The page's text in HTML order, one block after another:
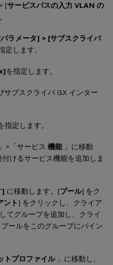
[サービスパスの入力 VLAN の
ラメータ] > [サブスクライバ
定します。
を指定します。
サブスクライバ GX インター
指定します。
」>「サービス 機能 」に移動
けるサービス機能を追加しま
に移動します。[プール] をク
ント ] をクリックし、クライア
てグループを追加し、クライ
ールをこのグループにバイン
トプロファイル」に移動し、